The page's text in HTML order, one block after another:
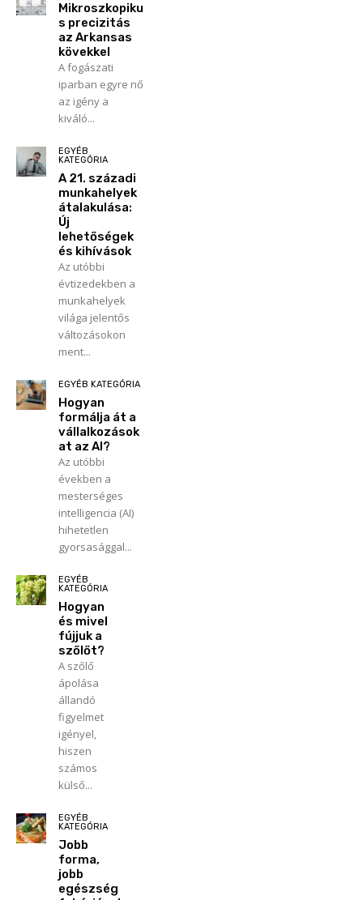
Mikroszkopiku
s precizitás
az Arkansas
kövekkel
A fogászati
iparban egyre nő
az igény a
kiváló...
EGYÉB
KATEGÓRIA
A 21. századi
munkahelyek
átalakulása:
Új
lehetőségek
és kihívások
Az utóbbi
évtizedekben a
munkahelyek
világa jelentős
változásokon
ment...
EGYÉB KATEGÓRIA
Hogyan
formálja át a
vállalkozások
at az AI?
Az utóbbi
években a
mesterséges
intelligencia (AI)
hihetetlen
gyorsasággal...
EGYÉB
KATEGÓRIA
Hogyan
és mivel
fújjuk a
szőlőt?
A szőlő
ápolása
állandó
figyelmet
igényel,
hiszen
számos
külső...
EGYÉB
KATEGÓRIA
Jobb
forma,
jobb
egészség